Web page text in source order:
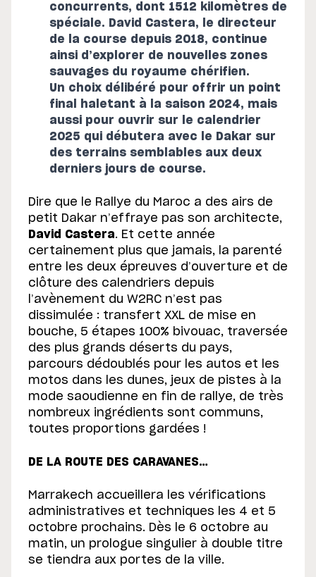
concurrents, dont 1512 kilomètres de
spéciale. David Castera, le directeur
de la course depuis 2018, continue
ainsi d’explorer de nouvelles zones
sauvages du royaume chérifien.
Un choix délibéré pour offrir un point
final haletant à la saison 2024, mais
aussi pour ouvrir sur le calendrier
2025 qui débutera avec le Dakar sur
des terrains semblables aux deux
derniers jours de course.
Dire que le Rallye du Maroc a des airs de
petit Dakar n’effraye pas son architecte,
David Castera. Et cette année
certainement plus que jamais, la parenté
entre les deux épreuves d’ouverture et de
clôture des calendriers depuis
l’avènement du W2RC n’est pas
dissimulée : transfert XXL de mise en
bouche, 5 étapes 100% bivouac, traversée
des plus grands déserts du pays,
parcours dédoublés pour les autos et les
motos dans les dunes, jeux de pistes à la
mode saoudienne en fin de rallye, de très
nombreux ingrédients sont communs,
toutes proportions gardées !
DE LA ROUTE DES CARAVANES…
Marrakech accueillera les vérifications
administratives et techniques les 4 et 5
octobre prochains. Dès le 6 octobre au
matin, un prologue singulier à double titre
se tiendra aux portes de la ville.